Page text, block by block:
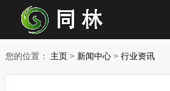
您的位置： 主页> 新闻中心> 行业资讯